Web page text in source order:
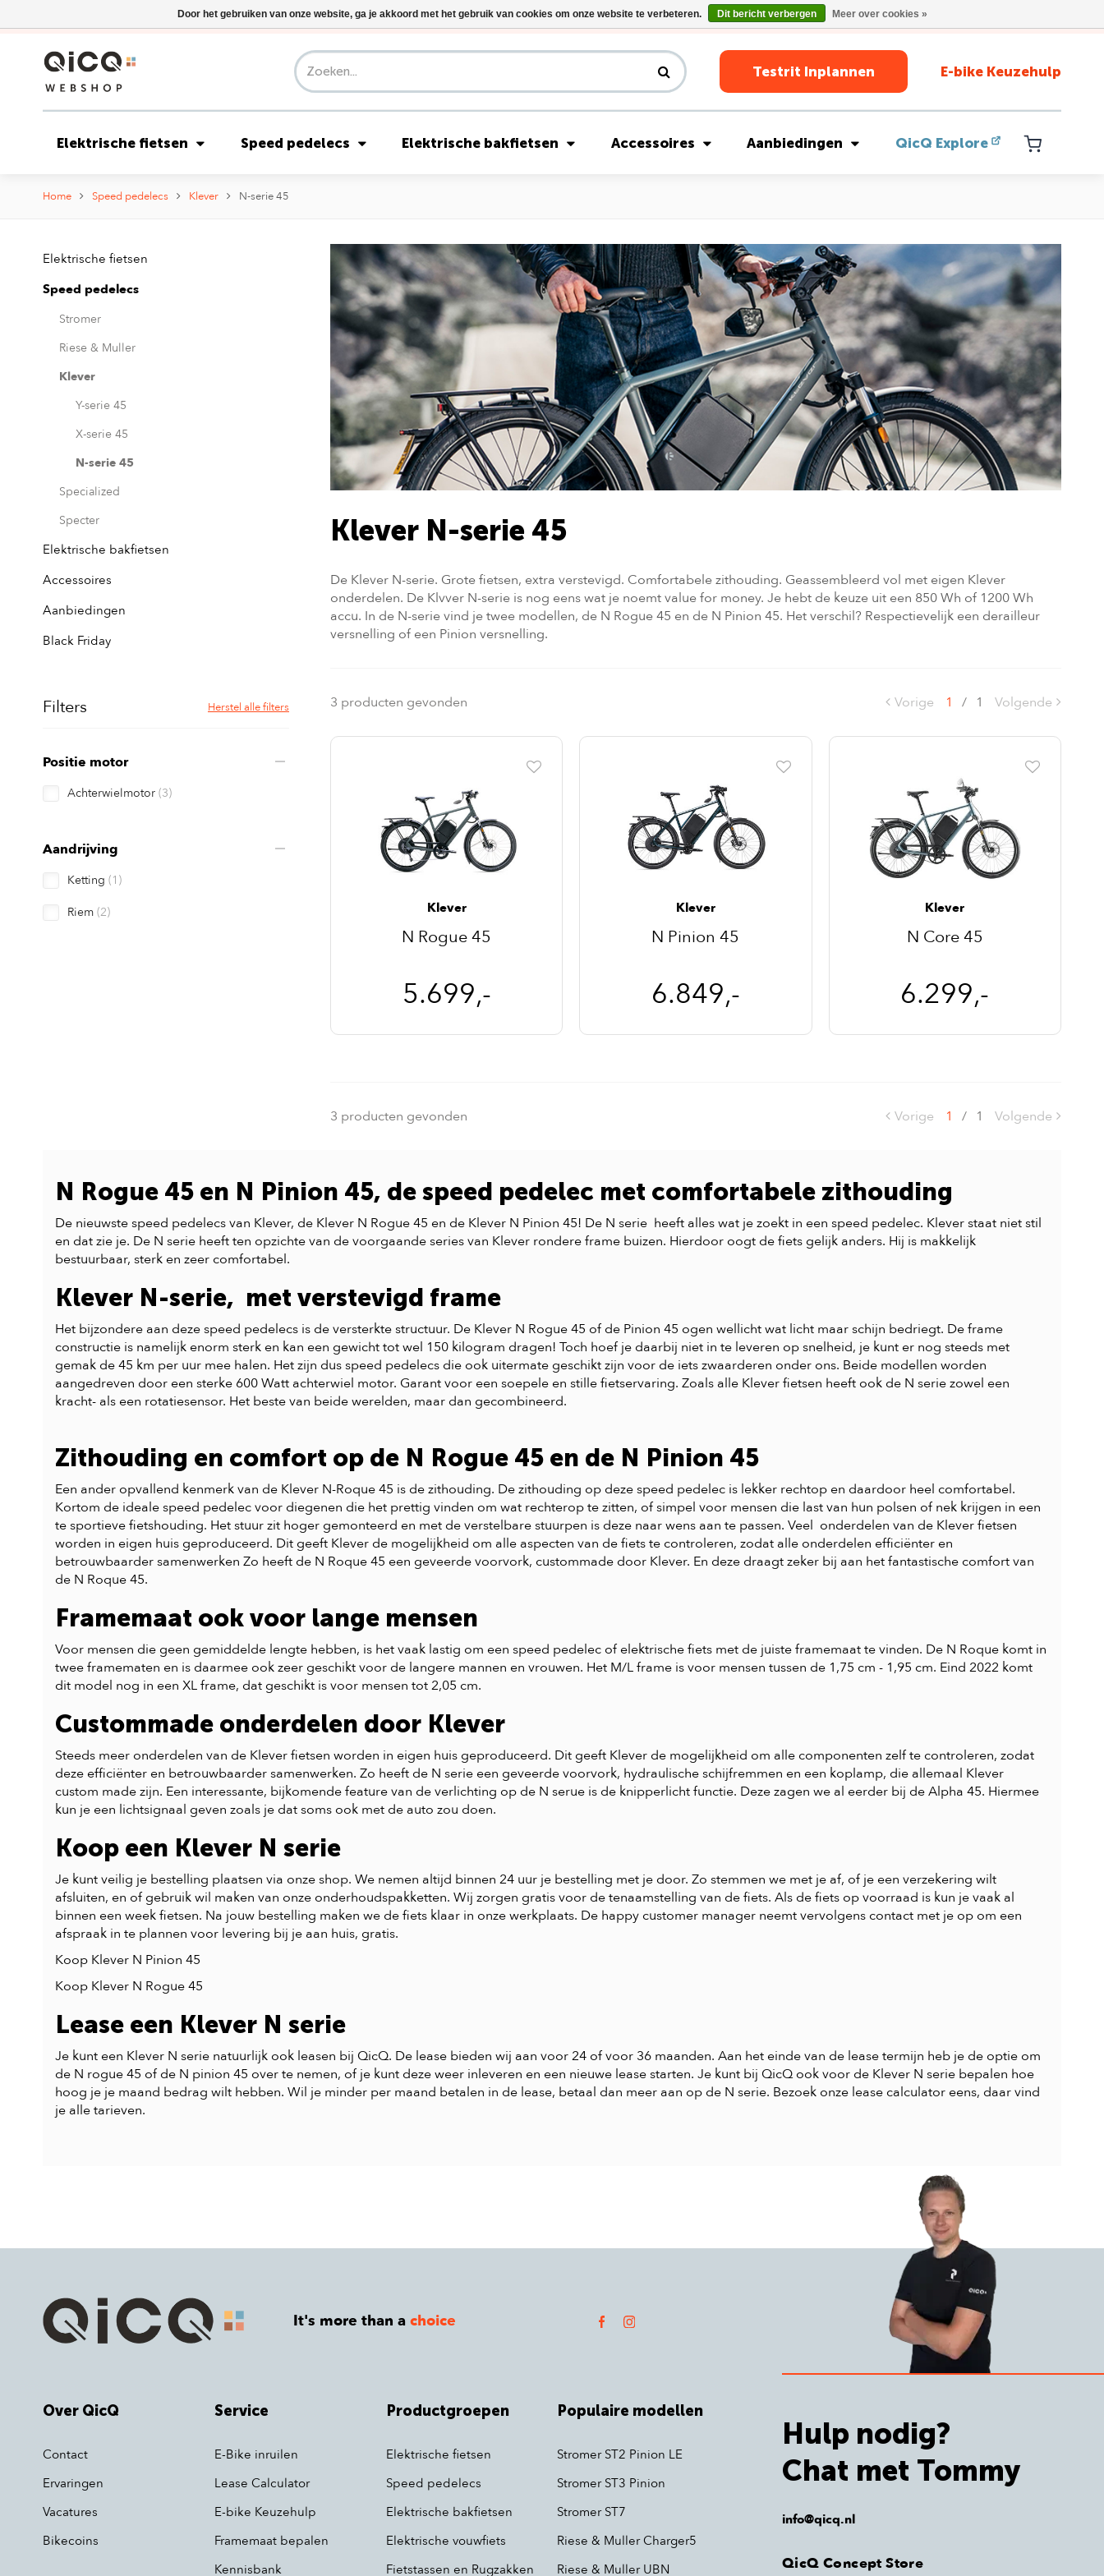
Riese & Müller Nevo5 Silent Core nu direct uit voorraad leverbaar!
Testrit Inplannen E-bike Keuzehulp
Elektrische fietsen Speed pedelecs Elektrische bakfietsen Accessoires Aanbiedingen QicQ Explore
Home Speed pedelecs Klever N-serie 45
Elektrische fietsen
Speed pedelecs
Stromer
Riese & Muller
Klever
Y-serie 45
X-serie 45
N-serie 45
Specialized
Specter
Elektrische bakfietsen
Accessoires
Aanbiedingen
Black Friday
Filters Herstel alle filters
Positie motor
Achterwielmotor (3)
Aandrijving
Ketting (1)
Riem (2)
Klever N-serie 45
De Klever N-serie. Grote fietsen, extra verstevigd. Comfortabele zithouding. Geassembleerd vol met eigen Klever
onderdelen. De Klvver N-serie is nog eens wat je noemt value for money. Je hebt de keuze uit een 850 Wh of 1200 Wh
accu. In de N-serie vind je twee modellen, de N Rogue 45 en de N Pinion 45. Het verschil? Respectievelijk een derailleur
versnelling of een Pinion versnelling.
3 producten gevonden Vorige 1 / 1 Volgende
Klever
N Rogue 45
5.699,-
Klever
N Pinion 45
6.849,-
Klever
N Core 45
6.299,-
3 producten gevonden Vorige 1 / 1 Volgende
N Rogue 45 en N Pinion 45, de speed pedelec met comfortabele zithouding
De nieuwste speed pedelecs van Klever, de Klever N Rogue 45 en de Klever N Pinion 45! De N serie heeft alles wat je zoekt in een speed pedelec. Klever staat niet stil
en dat zie je. De N serie heeft ten opzichte van de voorgaande series van Klever rondere frame buizen. Hierdoor oogt de fiets gelijk anders. Hij is makkelijk
bestuurbaar, sterk en zeer comfortabel.
Klever N-serie, met verstevigd frame
Het bijzondere aan deze speed pedelecs is de versterkte structuur. De Klever N Rogue 45 of de Pinion 45 ogen wellicht wat licht maar schijn bedriegt. De frame
constructie is namelijk enorm sterk en kan een gewicht tot wel 150 kilogram dragen! Toch hoef je daarbij niet in te leveren op snelheid, je kunt er nog steeds met
gemak de 45 km per uur mee halen. Het zijn dus speed pedelecs die ook uitermate geschikt zijn voor de iets zwaarderen onder ons. Beide modellen worden
aangedreven door een sterke 600 Watt achterwiel motor. Garant voor een soepele en stille fietservaring. Zoals alle Klever fietsen heeft ook de N serie zowel een
kracht- als een rotatiesensor. Het beste van beide werelden, maar dan gecombineerd.
Zithouding en comfort op de N Rogue 45 en de N Pinion 45
Een ander opvallend kenmerk van de Klever N-Roque 45 is de zithouding. De zithouding op deze speed pedelec is lekker rechtop en daardoor heel comfortabel.
Kortom de ideale speed pedelec voor diegenen die het prettig vinden om wat rechterop te zitten, of simpel voor mensen die last van hun polsen of nek krijgen in een
te sportieve fietshouding. Het stuur zit hoger gemonteerd en met de verstelbare stuurpen is deze naar wens aan te passen. Veel onderdelen van de Klever fietsen
worden in eigen huis geproduceerd. Dit geeft Klever de mogelijkheid om alle aspecten van de fiets te controleren, zodat alle onderdelen efficiënter en
betrouwbaarder samenwerken Zo heeft de N Roque 45 een geveerde voorvork, custommade door Klever. En deze draagt zeker bij aan het fantastische comfort van
de N Roque 45.
Framemaat ook voor lange mensen
Voor mensen die geen gemiddelde lengte hebben, is het vaak lastig om een speed pedelec of elektrische fiets met de juiste framemaat te vinden. De N Roque komt in
twee framematen en is daarmee ook zeer geschikt voor de langere mannen en vrouwen. Het M/L frame is voor mensen tussen de 1,75 cm - 1,95 cm. Eind 2022 komt
dit model nog in een XL frame, dat geschikt is voor mensen tot 2,05 cm.
Custommade onderdelen door Klever
Steeds meer onderdelen van de Klever fietsen worden in eigen huis geproduceerd. Dit geeft Klever de mogelijkheid om alle componenten zelf te controleren, zodat
deze efficiënter en betrouwbaarder samenwerken. Zo heeft de N serie een geveerde voorvork, hydraulische schijfremmen en een koplamp, die allemaal Klever
custom made zijn. Een interessante, bijkomende feature van de verlichting op de N serue is de knipperlicht functie. Deze zagen we al eerder bij de Alpha 45. Hiermee
kun je een lichtsignaal geven zoals je dat soms ook met de auto zou doen.
Koop een Klever N serie
Je kunt veilig je bestelling plaatsen via onze shop. We nemen altijd binnen 24 uur je bestelling met je door. Zo stemmen we met je af, of je een verzekering wilt
afsluiten, en of gebruik wil maken van onze onderhoudspakketten. Wij zorgen gratis voor de tenaamstelling van de fiets. Als de fiets op voorraad is kun je vaak al
binnen een week fietsen. Na jouw bestelling maken we de fiets klaar in onze werkplaats. De happy customer manager neemt vervolgens contact met je op om een
afspraak in te plannen voor levering bij je aan huis, gratis.
Koop Klever N Pinion 45
Koop Klever N Rogue 45
Lease een Klever N serie
Je kunt een Klever N serie natuurlijk ook leasen bij QicQ. De lease bieden wij aan voor 24 of voor 36 maanden. Aan het einde van de lease termijn heb je de optie om
de N rogue 45 of de N pinion 45 over te nemen, of je kunt deze weer inleveren en een nieuwe lease starten. Je kunt bij QicQ ook voor de Klever N serie bepalen hoe
hoog je je maand bedrag wilt hebben. Wil je minder per maand betalen in de lease, betaal dan meer aan op de N serie. Bezoek onze lease calculator eens, daar vind
je alle tarieven.
It's more than achoice
Over QicQ
Contact
Ervaringen
Vacatures
Bikecoins
Service
E-Bike inruilen
Lease Calculator
E-bike Keuzehulp
Framemaat bepalen
Kennisbank
Productgroepen
Elektrische fietsen
Speed pedelecs
Elektrische bakfietsen
Elektrische vouwfiets
Fietstassen en Rugzakken
Populaire modellen
Stromer ST2 Pinion LE
Stromer ST3 Pinion
Stromer ST7
Riese & Muller Charger5
Riese & Muller UBN
Hulp nodig?
Chat met Tommy
info@qicq.nl
QicQ Concept Store
Door het gebruiken van onze website, ga je akkoord met het gebruik van cookies om onze website te verbeteren. Dit bericht verbergen Meer over cookies »